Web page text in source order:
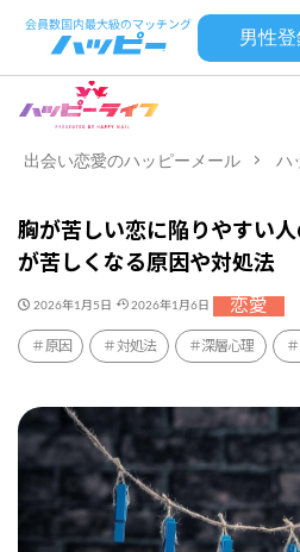
男性登
出会い恋愛のハッピーメール ハ
胸が苦しい恋に陥りやすい
が苦しくなる原因や対処法
2026年1月5日 2026年1月6日 恋愛
原因 対処法 深層心理